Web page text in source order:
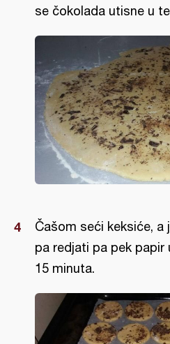
se čokolada utisne u
Čašom seći keksiće, a
pa redjati pa pek papir
15 minuta.